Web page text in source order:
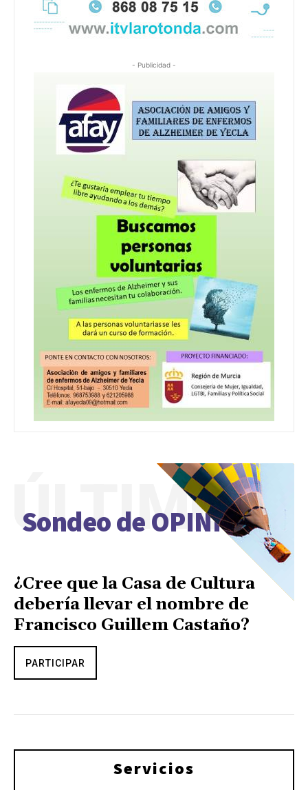
- Publicidad -
Sondeo de OPINIÓN
ÚLTIMO
¿Cree que la Casa de Cultura
debería llevar el nombre de
Francisco Guillem Castaño?
PARTICIPAR
Servicios